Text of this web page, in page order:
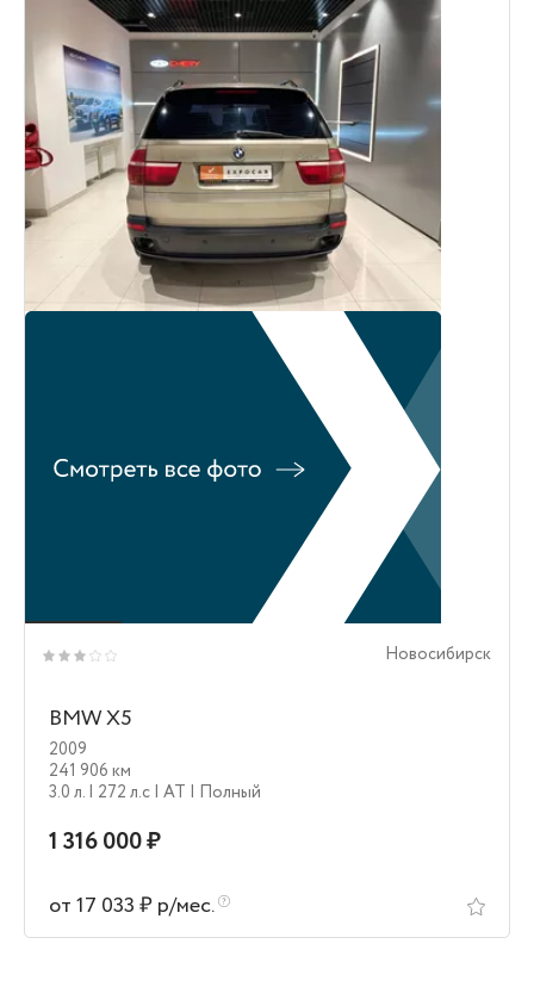
Новосибирск
BMW X5
2009
241 906 км
3.0 л. | 272 л.c | AT | Полный
1 316 000 ₽
от 17 033 ₽ р/мес.